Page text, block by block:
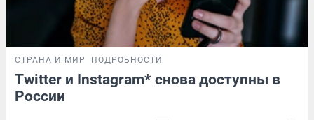
СТРАНА И МИР ПОДРОБНОСТИ
Twitter и Instagram* снова доступны в
России